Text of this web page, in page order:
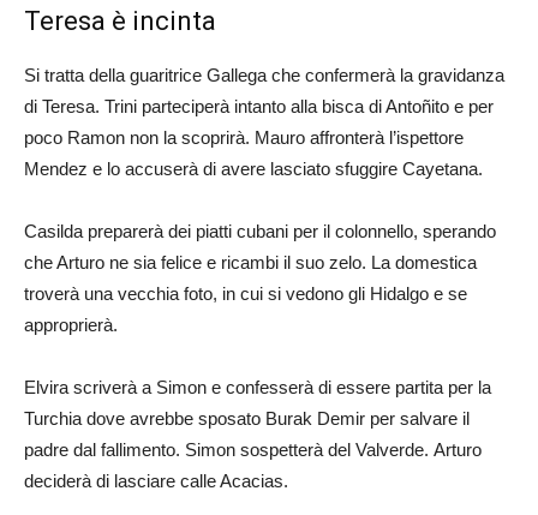
Teresa è incinta
Si tratta della guaritrice Gallega che confermerà la gravidanza
di Teresa. Trini parteciperà intanto alla bisca di Antoñito e per
poco Ramon non la scoprirà. Mauro affronterà l’ispettore
Mendez e lo accuserà di avere lasciato sfuggire Cayetana.
Casilda preparerà dei piatti cubani per il colonnello, sperando
che Arturo ne sia felice e ricambi il suo zelo. La domestica
troverà una vecchia foto, in cui si vedono gli Hidalgo e se
approprierà.
Elvira scriverà a Simon e confesserà di essere partita per la
Turchia dove avrebbe sposato Burak Demir per salvare il
padre dal fallimento. Simon sospetterà del Valverde. Arturo
deciderà di lasciare calle Acacias.